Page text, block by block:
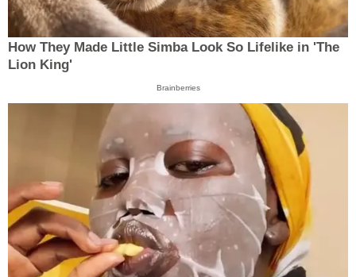
How They Made Little Simba Look So Lifelike in 'The
Lion King'
Brainberries